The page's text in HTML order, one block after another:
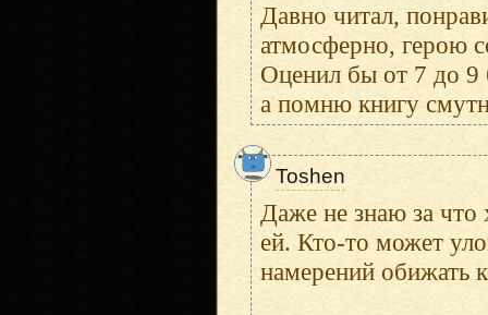
Давно читал,
атмосферно, герою
Оценил бы от 7 до 9
а помню книгу
Toshen
Даже не знаю за что
ей. Кто-то может
намерений обижать